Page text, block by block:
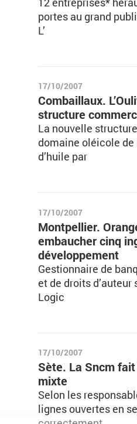
portes au grand
L’
17/10/2007
Combaillaux.
structure
La nouvelle
domaine oléicole de
d’huile par
17/10/2007
Montpellier.
embaucher cinq
développement
Gestionnaire de
et de droits d’auteur
Logic
17/10/2007
Sète. La Sncm
mixte
Selon les
lignes ouvertes en